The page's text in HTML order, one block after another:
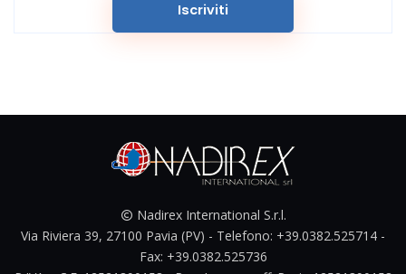
Iscriviti
Nadirex International S.r.l.
Via Riviera 39, 27100 Pavia (PV) - Telefono: +39.0382.525714 -
Fax: +39.0382.525736